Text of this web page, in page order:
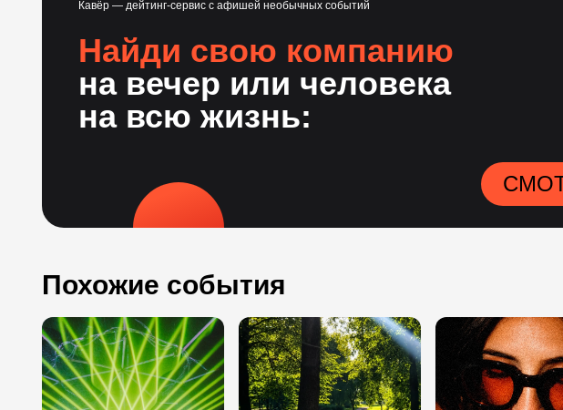
Кавёр — дейтинг-сервис с афишей необычных событий
Найди свою компанию
на вечер или человека
на всю жизнь:
Похожие события